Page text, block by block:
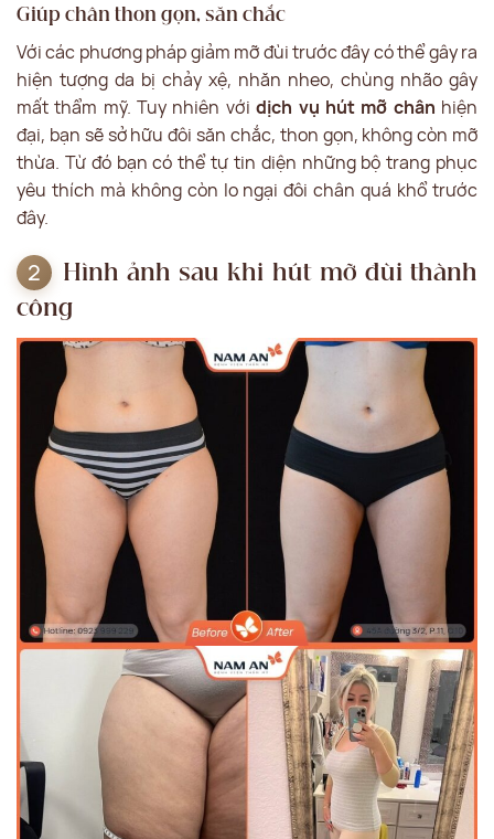
Giúp chân thon gọn, săn chắc
Với các phương pháp giảm mỡ đùi trước đây có thể gây ra
hiện tượng da bị chảy xệ, nhăn nheo, chùng nhão gây
mất thẩm mỹ. Tuy nhiên vớidịch vụ hút mỡ chân hiện
đại, bạn sẽ sở hữu đôi săn chắc, thon gọn, không còn mỡ
thừa. Từ đó bạn có thể tự tin diện những bộ trang phục
yêu thích mà không còn lo ngại đôi chân quá khổ trước
đây.
Hình ảnh sau khi hút mỡ đùi thành
công